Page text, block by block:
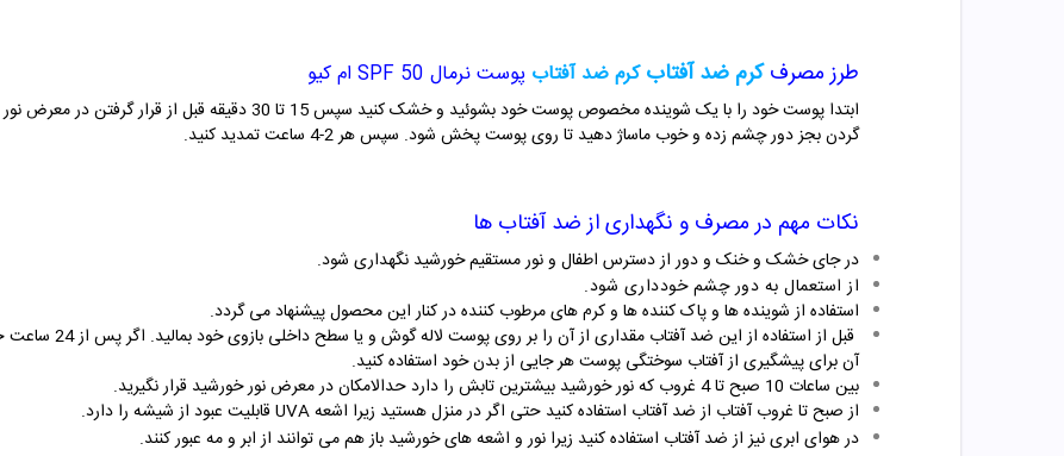
طرز مصرفکرم ضد آفتاب کرم ضد آفتاب پوست نرمال SPF 50 ام کیو
ابتدا پوست خود را با یک شوینده مخصوص پوست خود بشوئید و خشک
گردن بجز دور چشم زده و خوب ماساژ دهید تا روی پوست پخش شود. سپس هر 2-4 ساعت تمدید کنید.
نکات مهم در مصرف و نگهداری از ضد آفتاب ها
در جای خشک و خنک و دور از دسترس اطفال و نور مستقیم خورشید نگهداری شود.
از استعمال به دور چشم خودداری شود.
استفاده از شوینده ها و پاک کننده ها و کرم های مرطوب کننده در کنار این محصول پیشنهاد می گردد.
قبل از استفاده از
آن برای پیشگیری از آفتاب سوختگی پوست هر جایی از بدن خود استفاده کنید.
بین ساعات 10 صبح تا 4 غروب که نور خورشید بیشترین تابش را دارد حدالامکان در معرض نور خورشید قرار نگیرید.
از صبح تا غروب آفتاب از ضد آفتاب استفاده کنید حتی اگر در منزل هستید زیرا اشعه UVA قابلیت عبود از شیشه را دارد.
در هوای ابری نیز از ضد آفتاب استفاده کنید زیرا نور و اشعه های خورشید باز هم می توانند از ابر و مه عبور کنند.